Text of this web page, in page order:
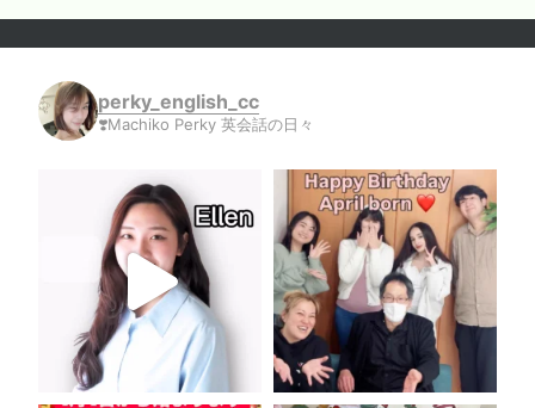
perky_english_cc
❣️Machiko Perky 英会話の日々